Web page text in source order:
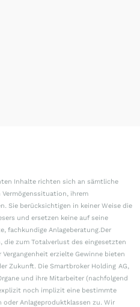
Inhalte richten sich an sämtliche
Vermögenssituation, ihrem
Sie berücksichtigen in keiner Weise die
und ersetzen keine auf seine
fachkundige Anlageberatung.Der
die zum Totalverlust des eingesetzten
erzielte Gewinne bieten
Zukunft. Die Smartbroker Holding AG,
und ihre Mitarbeiter (nachfolgend
noch implizit eine bestimmte
Anlageproduktklassen zu. Wir